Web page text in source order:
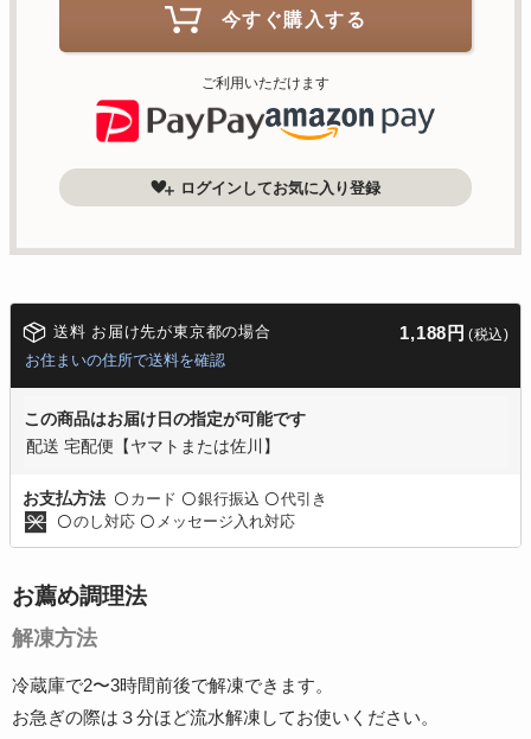
今すぐ購入する
ご利用いただけます
ログインしてお気に入り登録
送料 お届け先が東京都の場合 1,188円 (税込)
お住まいの住所で送料を確認
この商品はお届け日の指定が可能です
配送 宅配便【ヤマトまたは佐川】
お支払方法 〇 カード 〇銀行振込 〇代引き
〇のし対応 〇 メッセージ入れ対応
お薦め調理法
解凍方法
冷蔵庫で2〜3時間前後で解凍できます。
お急ぎの際は３分ほど流水解凍してお使いください。